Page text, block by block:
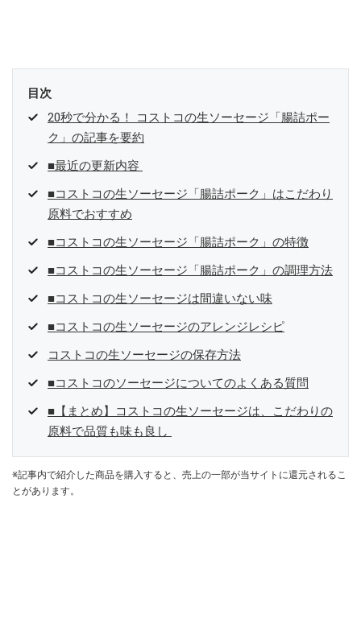
目次
20秒で分かる！ コストコの生ソーセージ「腸詰ポー
ク」の記事を要約
■最近の更新内容
■コストコの生ソーセージ「腸詰ポーク」はこだわり
原料でおすすめ
■コストコの生ソーセージ「腸詰ポーク」の特徴
■コストコの生ソーセージ「腸詰ポーク」の調理方法
■コストコの生ソーセージは間違いない味
■コストコの生ソーセージのアレンジレシピ
コストコの生ソーセージの保存方法
■コストコのソーセージについてのよくある質問
■【まとめ】コストコの生ソーセージは、こだわりの
原料で品質も味も良し
※記事内で紹介した商品を購入すると、売上の一部が当サイトに還元されるこ
とがあります。